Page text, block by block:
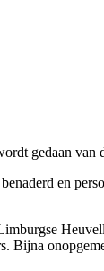
gedaan
en
Bijna